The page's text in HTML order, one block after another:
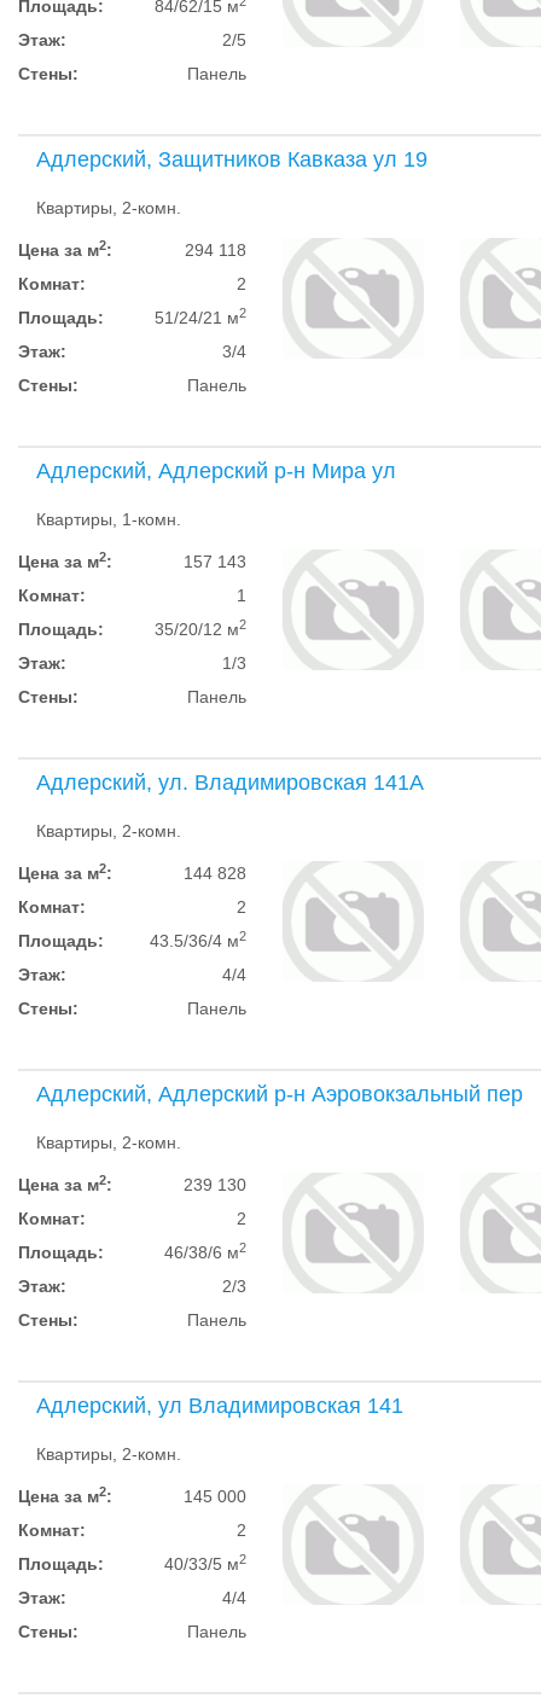
Площадь: 84/62/15 м
Этаж:
2/5
Стены:
Панель
Адлерский, Защитников Кавказа ул 19
Квартиры, 2-комн.
Цена за м2:
294 118
Комнат:
2
Площадь:
51/24/21 м2
Этаж:
3/4
Стены:
Панель
Адлерский, Адлерский р-н Мира ул
Квартиры, 1-комн.
Цена за м2:
157 143
Комнат:
1
Площадь:
35/20/12 м2
Этаж:
1/3
Стены:
Панель
Адлерский, ул. Владимировская 141А
Квартиры, 2-комн.
Цена за м2:
144 828
Комнат:
2
Площадь:
43.5/36/4 м2
Этаж:
4/4
Стены:
Панель
Адлерский, Адлерский р-н Аэровокзальный пер
Квартиры, 2-комн.
Цена за м2:
239 130
Комнат:
2
Площадь:
46/38/6 м2
Этаж:
2/3
Стены:
Панель
Адлерский, ул Владимировская 141
Квартиры, 2-комн.
Цена за м2:
145 000
Комнат:
2
Площадь:
40/33/5 м2
Этаж:
4/4
Стены:
Панель